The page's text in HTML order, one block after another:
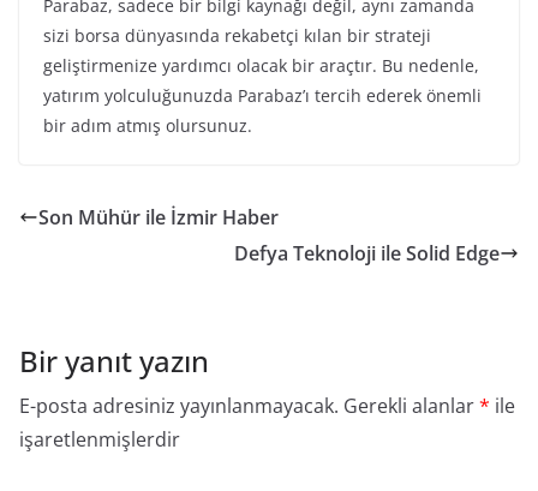
Parabaz, sadece bir bilgi kaynağı değil, aynı zamanda
sizi borsa dünyasında rekabetçi kılan bir strateji
geliştirmenize yardımcı olacak bir araçtır. Bu nedenle,
yatırım yolculuğunuzda Parabaz’ı tercih ederek önemli
bir adım atmış olursunuz.
Son Mühür ile İzmir Haber
Defya Teknoloji ile Solid Edge
Bir yanıt yazın
E-posta adresiniz yayınlanmayacak. Gerekli alanlar* ile
işaretlenmişlerdir